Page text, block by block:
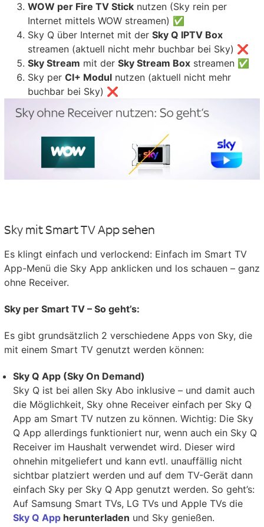
WOW per Fire TV Stick nutzen (Sky rein per
Internet mittels WOW streamen) ✅
Sky Q über Internet mit der Sky Q IPTV Box
streamen (aktuell nicht mehr buchbar bei Sky) ❌
Sky Stream mit der Sky Stream Box streamen ✅
Sky per CI+ Modul nutzen (aktuell nicht mehr
buchbar bei Sky) ❌
Sky mit Smart TV App sehen
Es klingt einfach und verlockend: Einfach im Smart TV
App-Menü die Sky App anklicken und los schauen – ganz
ohne Receiver.
Sky per Smart TV – So geht’s:
Es gibt grundsätzlich 2 verschiedene Apps von Sky, die
mit einem Smart TV genutzt werden können:
Sky Q App (Sky On Demand)
Sky Q ist bei allen Sky Abo inklusive – und damit auch
die Möglichkeit, Sky ohne Receiver einfach per Sky Q
App am Smart TV nutzen zu können. Wichtig: Die Sky
Q App allerdings funktioniert nur, wenn auch ein Sky Q
Receiver im Haushalt verwendet wird. Dieser wird
ohnehin mitgeliefert und kann evtl. unauffällig nicht
sichtbar platziert werden und auf dem TV-Gerät dann
einfach Sky per Sky Q App genutzt werden. So geht’s:
Auf Samsung Smart TVs, LG TVs und Apple TVs die
Sky Q App herunterladen und Sky genießen.